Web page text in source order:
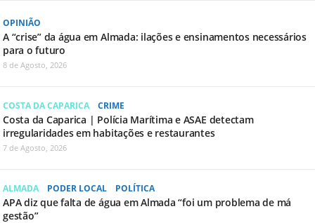
OPINIÃO
A “crise” da água em Almada: ilações e ensinamentos necessários
para o futuro
8 de Agosto, 2026
COSTA DA CAPARICA CRIME
Costa da Caparica | Polícia Marítima e ASAE detectam
irregularidades em habitações e restaurantes
7 de Agosto, 2026
ALMADA PODER LOCAL POLÍTICA
APA diz que falta de água em Almada “foi um problema de má
gestão”